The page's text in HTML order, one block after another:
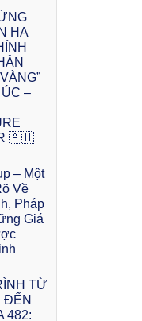
HA
–
🇦🇺
– Một
Về
Pháp
Giá
TỪ
ĐẾN
482: